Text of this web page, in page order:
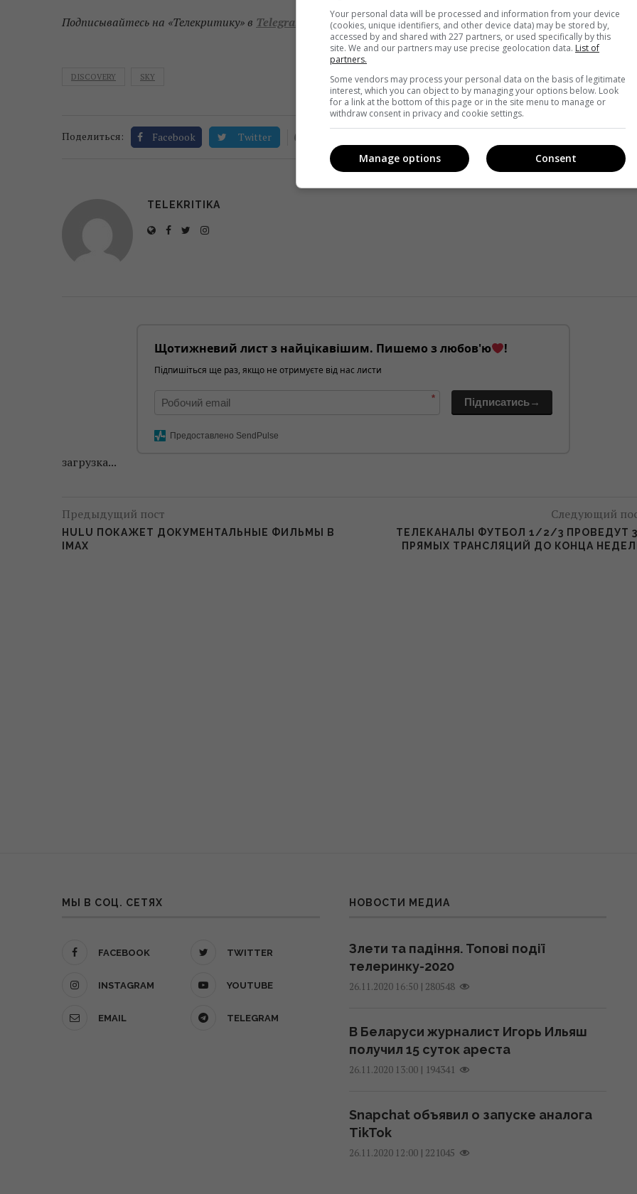
Подписывайтесь на «Телекритику» в Telegram Facebook!
DISCOVERY SKY
Поделиться: Facebook Twitter 0
TELEKRITIKA
Щотижневий лист з найцікавішим. Пишемо з любов'ю !
Підпишіться ще раз, якщо не отримуєте від нас листи
* Підписатись→
Предоставлено SendPulse
загрузка...
Предыдущий пост
HULU ПОКАЖЕТ ДОКУМЕНТАЛЬНЫЕ ФИЛЬМЫ В
IMAX
Следующий
ТЕЛЕКАНАЛЫ ФУТБОЛ 1/2/3 ПРОВЕДУТ
ПРЯМЫХ ТРАНСЛЯЦИЙ ДО КОНЦА
МЫ В СОЦ. СЕТЯХ
FACEBOOK TWITTER
INSTAGRAM YOUTUBE
EMAIL TELEGRAM
НОВОСТИ МЕДИА
Злети та падіння. Топові події
телеринку-2020
26.11.2020 16:50| 280548
В Беларуси журналист Игорь Ильяш
получил 15 суток ареста
26.11.2020 13:00| 194341
Snapchat объявил о запуске аналога
TikTok
26.11.2020 12:00| 221045
Your personal data will be processed and information from your device
(cookies, unique identifiers, and other device data) may be stored by,
accessed by and shared with 227 partners, or used specifically by this
site. We and our partners may use precise geolocation data. List of
partners.
Some vendors may process your personal data on the basis of legitimate
interest, which you can object to by managing your options below. Look
for a link at the bottom of this page or in the site menu to manage or
withdraw consent in privacy and cookie settings.
Consent
Manage options